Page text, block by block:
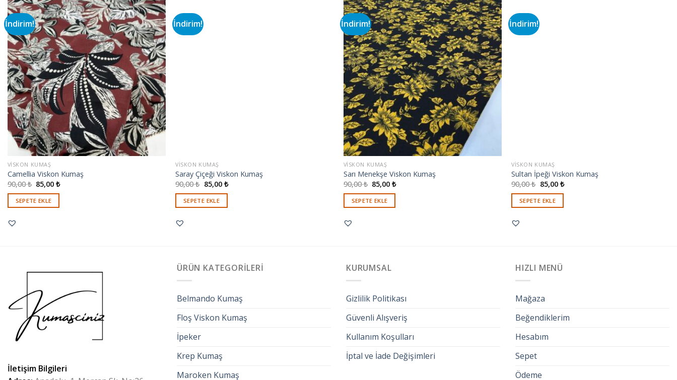
İndirim!
VISKON KUMAŞ
Camellia Viskon Kumaş
90,00₺ 85,00₺
SEPETE EKLE
İndirim!
VISKON KUMAŞ
Saray Çiçeği Viskon Kumaş
90,00₺ 85,00 ₺
SEPETE EKLE
İndirim!
VISKON KUMAŞ
Sarı Menekşe Viskon Kumaş
90,00₺ 85,00₺
SEPETE EKLE
İndirim!
VISKON KUMAŞ
Sultan İpeği Viskon Kumaş
90,00₺ 85,00 ₺
SEPETE EKLE
İletişim Bilgileri
ÜRÜN KATEGORILERI
Belmando Kumaş
Floş Viskon Kumaş
İpeker
Krep Kumaş
Maroken Kumaş
KURUMSAL
Gizlilik Politikası
Güvenli Alışveriş
Kullanım Koşulları
İptal ve İade Değişimleri
HIZLI MENÜ
Mağaza
Beğendiklerim
Hesabım
Sepet
Ödeme